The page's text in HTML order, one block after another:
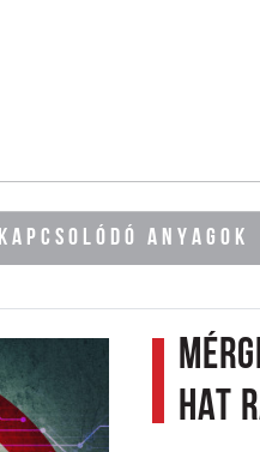
KAPCSOLÓDÓ ANYAGOK
hat